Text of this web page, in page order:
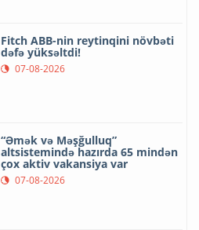
Fitch ABB-nin reytinqini növbəti
dəfə yüksəltdi!
07-08-2026
“Əmək və Məşğulluq”
altsistemində hazırda 65 mindən
çox aktiv vakansiya var
07-08-2026